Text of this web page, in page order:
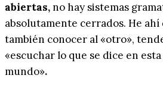
abiertas,no hay sistemas
absolutamente cerrados. He
también conocer al «otro»,
«escuchar lo que se dice en
mundo».